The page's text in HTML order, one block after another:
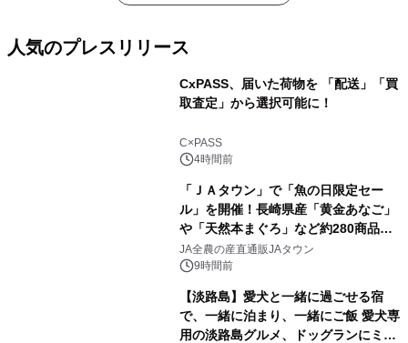
人気のプレスリリース
CxPASS、届いた荷物を 「配送」「買
取査定」から選択可能に！
C×PASS
4時間前
「ＪＡタウン」で「魚の日限定セー
ル」を開催！長崎県産「黄金あなご」
や「天然本まぐろ」など約280商品を
販売！～毎月１０日の定例企画～
JA全農の産直通販JAタウン
9時間前
【淡路島】愛犬と一緒に過ごせる宿
で、一緒に泊まり、一緒にご飯 愛犬専
用の淡路島グルメ、ドッグランにミニ